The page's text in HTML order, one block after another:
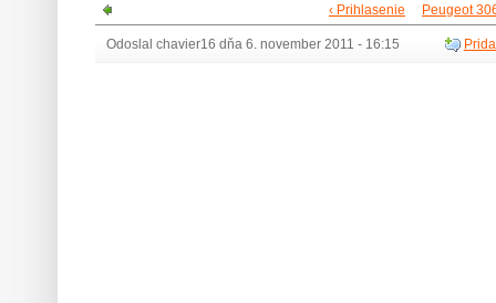
‹ Prihlasenie Peugeot
Odoslal chavier16 dňa 6. november 2011 - 16:15